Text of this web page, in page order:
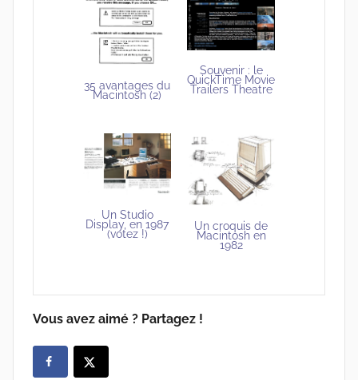
35 avantages du
Macintosh (2)
Souvenir : le
QuickTime Movie
Trailers Theatre
Un Studio
Display, en 1987
(votez !)
Un croquis de
Macintosh en
1982
Vous avez aimé ? Partagez !